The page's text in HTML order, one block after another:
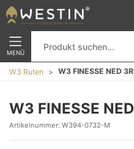
MENÜ
W3 Ruten W3 FINESSE NED
W3 FINESSE
Artikelnummer: W394-0732-M